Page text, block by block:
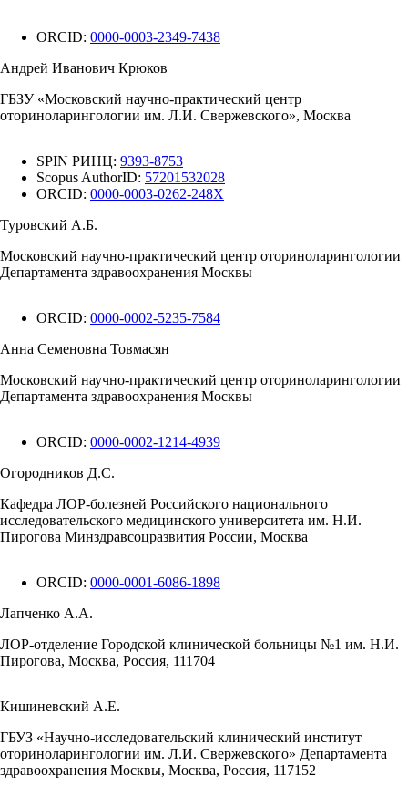
ORCID: 0000-0003-2349-7438
Андрей Иванович Крюков
ГБЗУ «Московский научно-практический центр
оториноларингологии им. Л.И. Свержевского», Москва
SPIN РИНЦ: 9393-8753
Scopus AuthorID: 57201532028
ORCID: 0000-0003-0262-248X
Туровский А.Б.
Московский научно-практический центр оториноларингологии
Департамента здравоохранения Москвы
ORCID: 0000-0002-5235-7584
Анна Семеновна Товмасян
Московский научно-практический центр оториноларингологии
Департамента здравоохранения Москвы
ORCID: 0000-0002-1214-4939
Огородников Д.С.
Кафедра ЛОР-болезней Российского национального
исследовательского медицинского университета им. Н.И.
Пирогова Минздравсоцразвития России, Москва
ORCID: 0000-0001-6086-1898
Лапченко А.А.
ЛОР-отделение Городской клинической больницы №1 им. Н.И.
Пирогова, Москва, Россия, 111704
Кишиневский А.Е.
ГБУЗ «Научно-исследовательский клинический институт
оториноларингологии им. Л.И. Свержевского» Департамента
здравоохранения Москвы, Москва, Россия, 117152